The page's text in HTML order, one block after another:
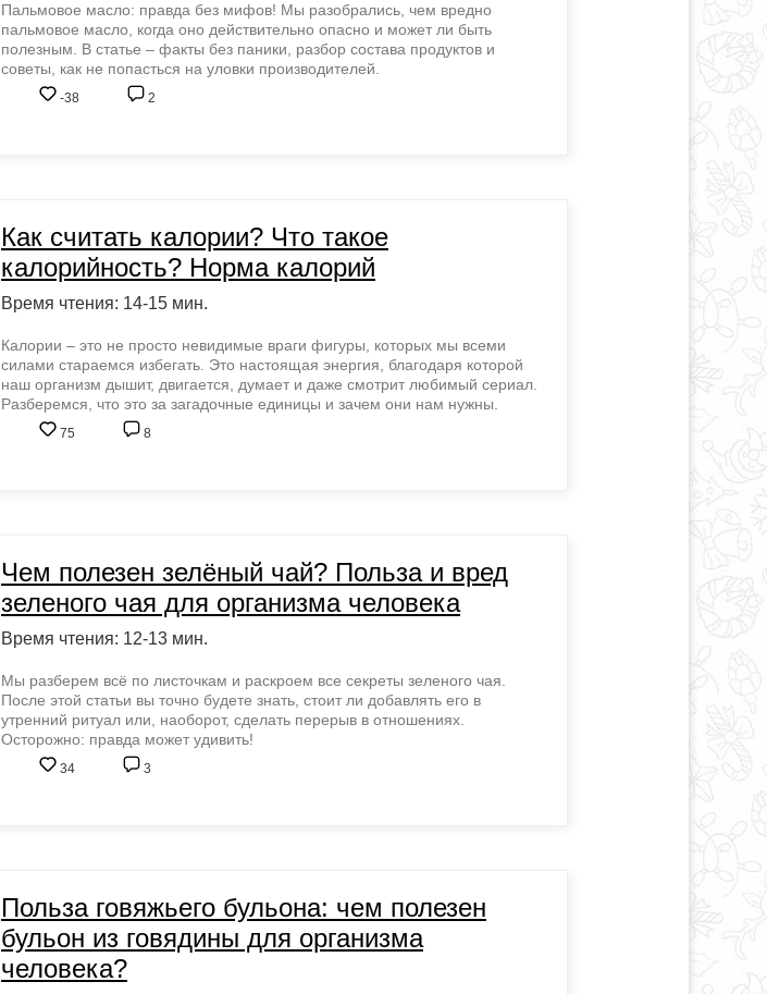
Пальмовое масло: правда без мифов! Мы разобрались, чем вредно
пальмовое масло, когда оно действительно опасно и может ли быть
полезным. В статье – факты без паники, разбор состава продуктов и
советы, как не попасться на уловки производителей.
-38 2
Как считать калории? Что такое
калорийность? Норма калорий
Время чтения: 14-15 мин.
Калории – это не просто невидимые враги фигуры, которых мы всеми
силами стараемся избегать. Это настоящая энергия, благодаря которой
наш организм дышит, двигается, думает и даже смотрит любимый сериал.
Разберемся, что это за загадочные единицы и зачем они нам нужны.
75 8
Чем полезен зелёный чай? Польза и вред
зеленого чая для организма человека
Время чтения: 12-13 мин.
Мы разберем всё по листочкам и раскроем все секреты зеленого чая.
После этой статьи вы точно будете знать, стоит ли добавлять его в
утренний ритуал или, наоборот, сделать перерыв в отношениях.
Осторожно: правда может удивить!
34 3
Польза говяжьего бульона: чем полезен
бульон из говядины для организма
человека?